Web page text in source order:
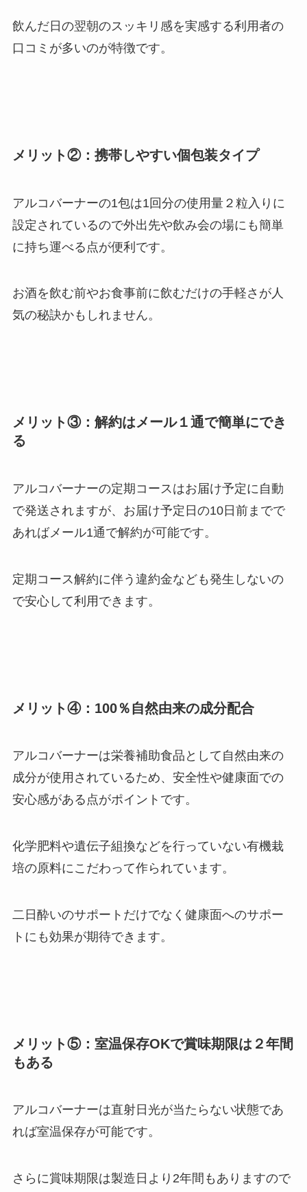
飲んだ日の翌朝のスッキリ感を実感する利用者の
口コミが多いのが特徴です。
メリット②：携帯しやすい個包装タイプ
アルコバーナーの1包は1回分の使用量２粒入りに
設定されているので外出先や飲み会の場にも簡単
に持ち運べる点が便利です。
お酒を飲む前やお食事前に飲むだけの手軽さが人
気の秘訣かもしれません。
メリット③：解約はメール１通で簡単にでき
る
アルコバーナーの定期コースはお届け予定に自動
で発送されますが、お届け予定日の10日前までで
あればメール1通で解約が可能です。
定期コース解約に伴う違約金なども発生しないの
で安心して利用できます。
メリット④：100％自然由来の成分配合
アルコバーナーは栄養補助食品として自然由来の
成分が使用されているため、安全性や健康面での
安心感がある点がポイントです。
化学肥料や遺伝子組換などを行っていない有機栽
培の原料にこだわって作られています。
二日酔いのサポートだけでなく健康面へのサポー
トにも効果が期待できます。
メリット⑤：室温保存OKで賞味期限は２年間
もある
アルコバーナーは直射日光が当たらない状態であ
れば室温保存が可能です。
さらに賞味期限は製造日より2年間もありますので